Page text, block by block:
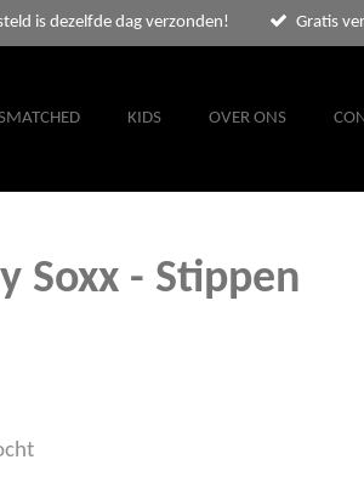
is dezelfde dag verzonden! Gratis
KIDS OVER ONS
Soxx - Stippen